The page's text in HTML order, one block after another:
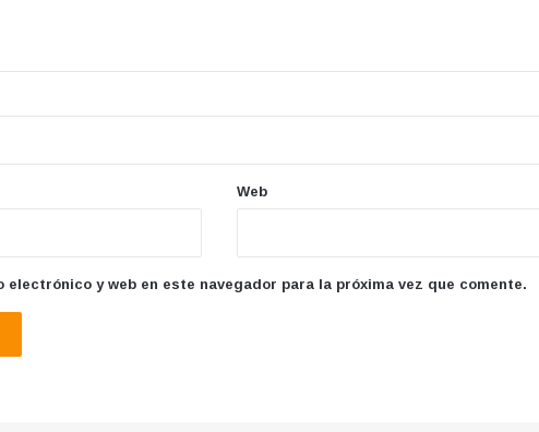
Web
electrónico y web en este navegador para la próxima vez que comente.